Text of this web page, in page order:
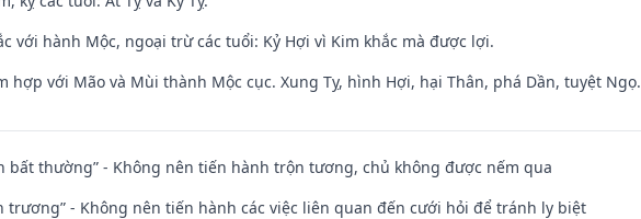
với hành Mộc, ngoại trừ các tuổi: Kỷ Hợi vì Kim khắc mà được lợi.
hợp với Mão và Mùi thành Mộc cục. Xung Tỵ, hình Hợi, hại Thân, phá Dần, tuyệt Ngọ.
bất thường” - Không nên tiến hành trộn tương, chủ không được nếm qua
trương” - Không nên tiến hành các việc liên quan đến cưới hỏi để tránh ly biệt